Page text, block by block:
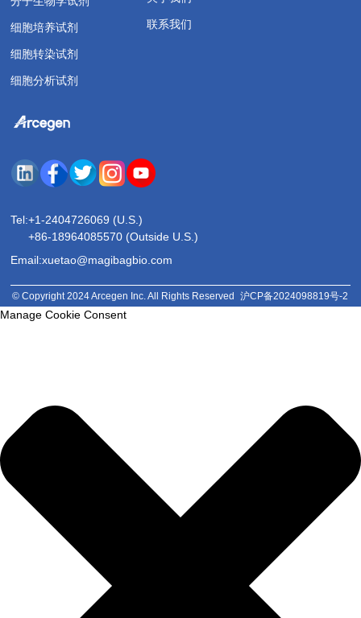
细胞培养试剂
细胞转染试剂
细胞分析试剂
联系我们
Tel:+1-2404726069 (U.S.)
+86-18964085570 (Outside U.S.)
Email:xuetao@magibagbio.com
© Copyright 2024 Arcegen Inc. All Rights Reserved 沪CP备2024098819号-2
Manage Cookie Consent